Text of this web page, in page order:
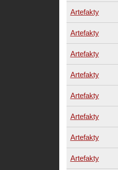
Artefakty
Artefakty
Artefakty
Artefakty
Artefakty
Artefakty
Artefakty
Artefakty